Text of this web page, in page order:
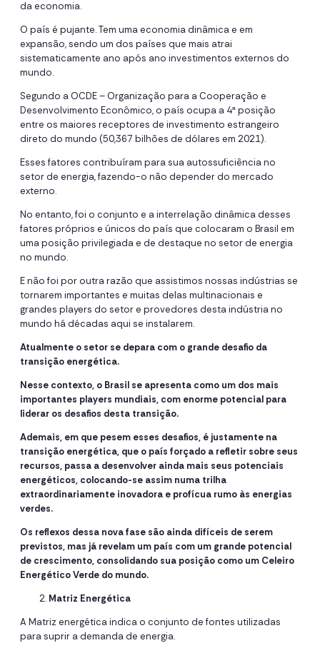
da economia.
O país é pujante. Tem uma economia dinâmica e em
expansão, sendo um dos países que mais atrai
sistematicamente ano após ano investimentos externos do
mundo.
Segundo a OCDE – Organização para a Cooperação e
Desenvolvimento Econômico, o país ocupa a 4ª posição
entre os maiores receptores de investimento estrangeiro
direto do mundo (50,367 bilhões de dólares em 2021).
Esses fatores contribuíram para sua autossuficiência no
setor de energia, fazendo-o não depender do mercado
externo.
No entanto, foi o conjunto e a interrelação dinâmica desses
fatores próprios e únicos do país que colocaram o Brasil em
uma posição privilegiada e de destaque no setor de energia
no mundo.
E não foi por outra razão que assistimos nossas indústrias se
tornarem importantes e muitas delas multinacionais e
grandes players do setor e provedores desta indústria no
mundo há décadas aqui se instalarem.
Atualmente o setor se depara com o grande desafio da
transição energética.
Nesse contexto, o Brasil se apresenta como um dos mais
importantes players mundiais, com enorme potencial para
liderar os desafios desta transição.
Ademais, em que pesem esses desafios, é justamente na
transição energética, que o país forçado a refletir sobre seus
recursos, passa a desenvolver ainda mais seus potenciais
energéticos, colocando-se assim numa trilha
extraordinariamente inovadora e profícua rumo às energias
verdes.
Os reflexos dessa nova fase são ainda difíceis de serem
previstos, mas já revelam um país com um grande potencial
de crescimento, consolidando sua posição como um Celeiro
Energético Verde do mundo.
Matriz Energética
A Matriz energética indica o conjunto de fontes utilizadas
para suprir a demanda de energia.